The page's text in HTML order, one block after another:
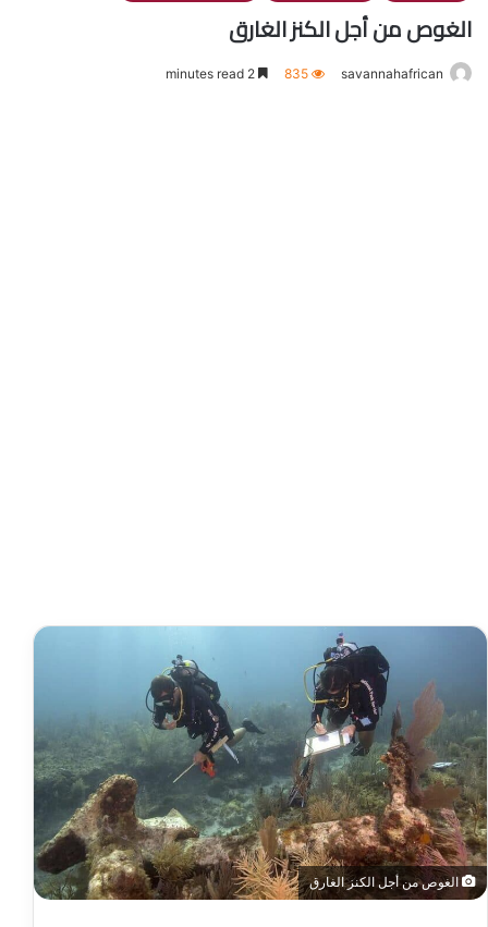
الغوص من أجل الكنز الغارق
savannahafrican
835
الغوص من أجل الكنز الغارق